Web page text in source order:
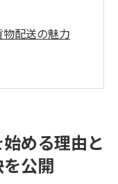
配送の魅力
本ステップ
の将来性
の軽貨物運送
める理由と
公開